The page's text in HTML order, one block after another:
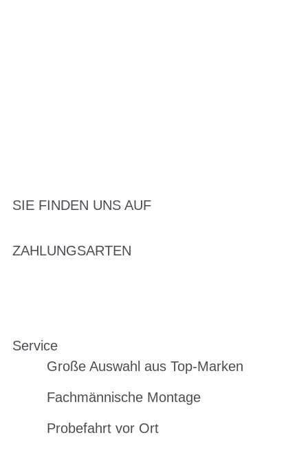
SIE FINDEN UNS AUF
ZAHLUNGSARTEN
Service
Große Auswahl aus Top-Marken
Fachmännische Montage
Probefahrt vor Ort